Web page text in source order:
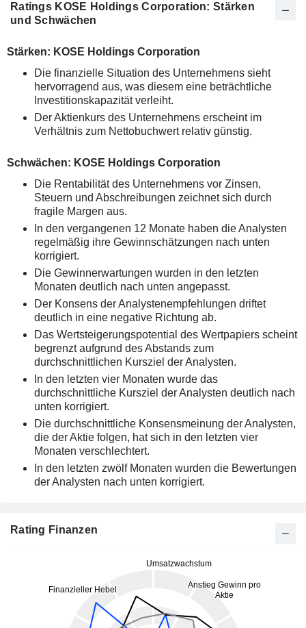
Ratings KOSE Holdings Corporation: Stärken
und Schwächen
Stärken: KOSE Holdings Corporation
Die finanzielle Situation des Unternehmens sieht
hervorragend aus, was diesem eine beträchtliche
Investitionskapazität verleiht.
Der Aktienkurs des Unternehmens erscheint im
Verhältnis zum Nettobuchwert relativ günstig.
Schwächen: KOSE Holdings Corporation
Die Rentabilität des Unternehmens vor Zinsen,
Steuern und Abschreibungen zeichnet sich durch
fragile Margen aus.
In den vergangenen 12 Monate haben die Analysten
regelmäßig ihre Gewinnschätzungen nach unten
korrigiert.
Die Gewinnerwartungen wurden in den letzten
Monaten deutlich nach unten angepasst.
Der Konsens der Analystenempfehlungen driftet
deutlich in eine negative Richtung ab.
Das Wertsteigerungspotential des Wertpapiers scheint
begrenzt aufgrund des Abstands zum
durchschnittlichen Kursziel der Analysten.
In den letzten vier Monaten wurde das
durchschnittliche Kursziel der Analysten deutlich nach
unten korrigiert.
Die durchschnittliche Konsensmeinung der Analysten,
die der Aktie folgen, hat sich in den letzten vier
Monaten verschlechtert.
In den letzten zwölf Monaten wurden die Bewertungen
der Analysten nach unten korrigiert.
Rating Finanzen